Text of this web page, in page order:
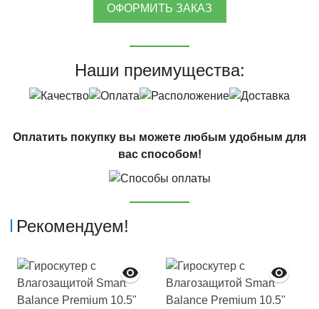
ОФОРМИТЬ ЗАКАЗ
Наши преимущества:
Оплатить покупку вы можете любым удобным для
вас способом!
Рекомендуем!